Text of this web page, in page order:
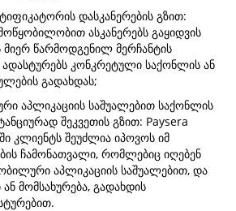
დასკანერების გზით:
ასკანერებს გაყიდვის
წარმოდგენილ მერჩანტის
კონკრეტული საქონლის ან
გადახდას;
აპლიკაციის საშუალებით საქონლის
შეკვეთის გზით: Paysera
კლიენტს შეუძლია იპოვოს იმ
ჩამონათვალი, რომლებიც იღებენ
აპლიკაციის საშუალებით, და
მომსახურება, გადახდის